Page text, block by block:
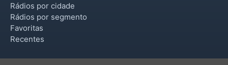
Rádios por cidade
Rádios por segmento
Favoritas
Recentes